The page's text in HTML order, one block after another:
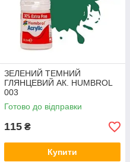
ЗЕЛЕНИЙ ТЕМНИЙ
ГЛЯНЦЕВИЙ АК. HUMBROL
003
Готово до відправки
115 ₴
Купити